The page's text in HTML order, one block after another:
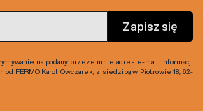
wegetacji roślin poprzez
gleby
Zapisz się
na podany przeze mnie adres e-mail informacji
od FERMO Karol Owczarek, z siedzibą w Piotrowie 18, 62-